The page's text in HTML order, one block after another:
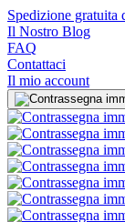
Spedizione gratuita
Il Nostro Blog
FAQ
Contattaci
Il mio account